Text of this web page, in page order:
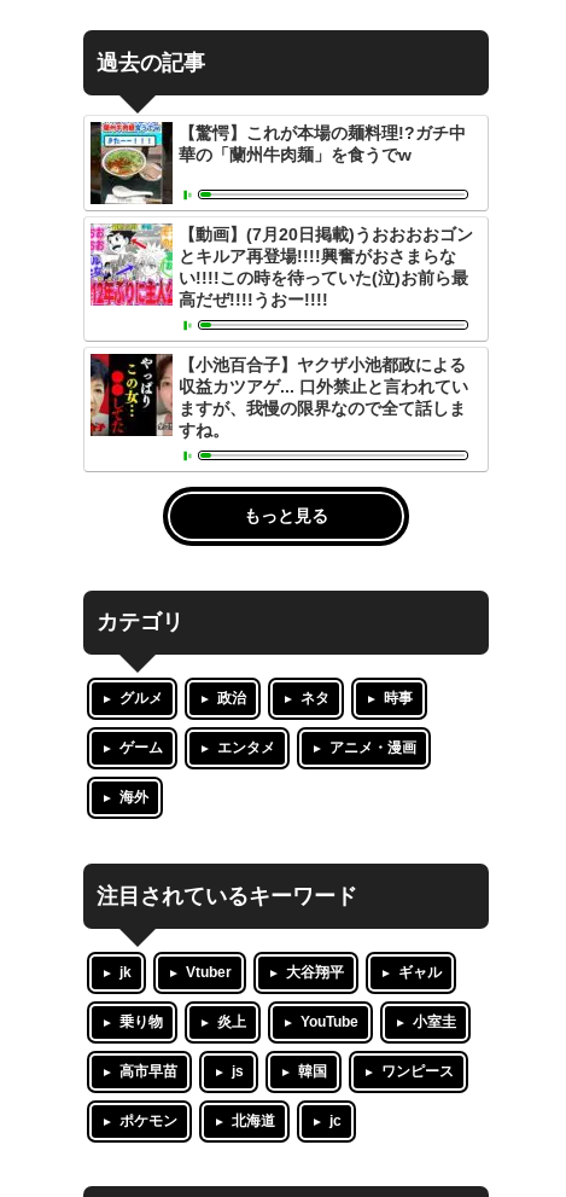
過去の記事
【驚愕】これが本場の麺料理!?ガチ中
華の「蘭州牛肉麺」を食うでw
【動画】(7月20日掲載)うおおおおゴン
とキルア再登場!!!!興奮がおさまらな
い!!!!この時を待っていた(泣)お前ら最
高だぜ!!!!うおー!!!!
【小池百合子】ヤクザ小池都政による
収益カツアゲ... 口外禁止と言われてい
ますが、我慢の限界なので全て話しま
すね。
もっと見る
カテゴリ
グルメ 政治 ネタ 時事
ゲーム エンタメ アニメ・漫画
海外
注目されているキーワード
jk Vtuber 大谷翔平 ギャル
乗り物 炎上 YouTube 小室圭
高市早苗 js 韓国 ワンピース
ポケモン 北海道 jc